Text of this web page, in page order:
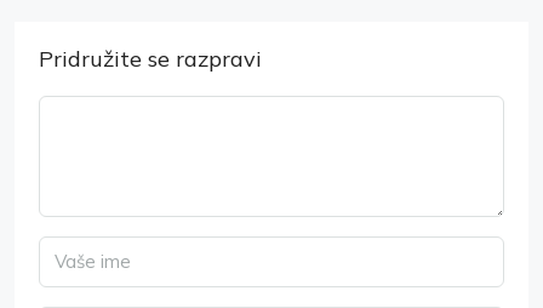
Pridružite se razpravi